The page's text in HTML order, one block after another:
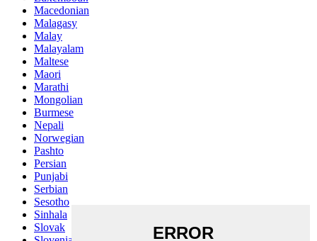
Macedonian
Malagasy
Malay
Malayalam
Maltese
Maori
Marathi
Mongolian
Burmese
Nepali
Norwegian
Pashto
Persian
Punjabi
Serbian
Sesotho
Sinhala
Slovak